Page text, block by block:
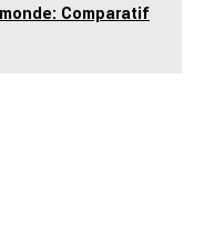
Comparatif